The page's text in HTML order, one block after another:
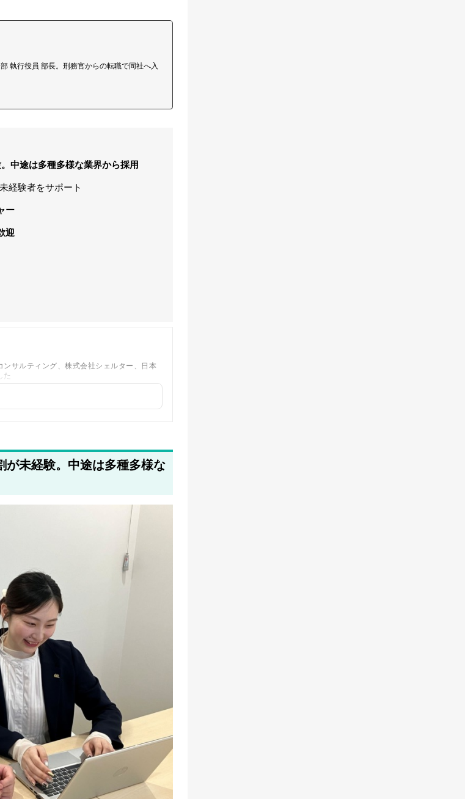
執行役員 部長。刑務官からの転職で同社へ入
中途は多種多様な業界から採用
経験者をサポート
ー
迎
サルティング、株式会社シェルター、日本
た
が未経験。中途は多種多様な